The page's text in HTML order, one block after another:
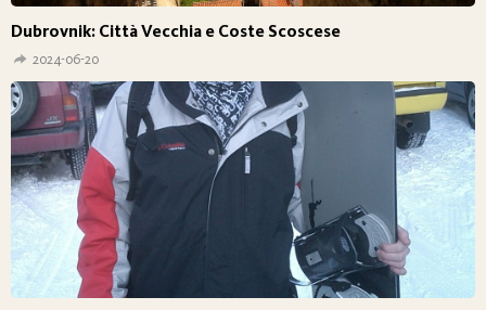
Dubrovnik: Città Vecchia e Coste Scoscese
2024-06-20